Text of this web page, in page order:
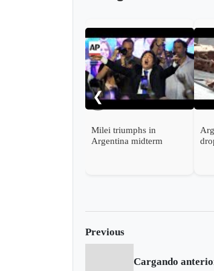
❮
Milei triumphs in
Argentina midterm
Previous
Cargando